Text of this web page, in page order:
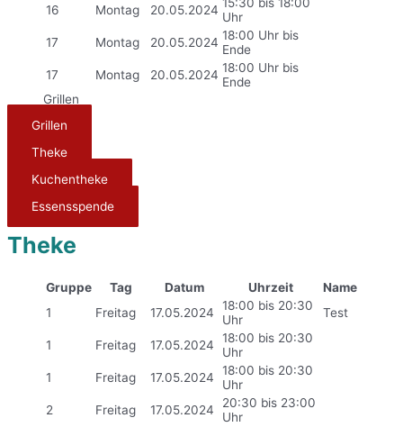
16
Montag 20.05.2024 Uhr
17
Montag 20.05.2024 18:00 Uhr bis
Ende
17
Montag 20.05.2024 18:00 Uhr bis
Ende
Grillen
Grillen
Theke
Kuchentheke
Essensspende
Theke
Gruppe Tag Datum Uhrzeit
Name
1
Freitag 17.05.2024
18:00 bis 20:30
Uhr
Test
1 Freitag 17.05.2024
18:00 bis 20:30
Uhr
1
Freitag 17.05.2024
18:00 bis 20:30
Uhr
2
Freitag 17.05.2024
20:30 bis 23:00
Uhr